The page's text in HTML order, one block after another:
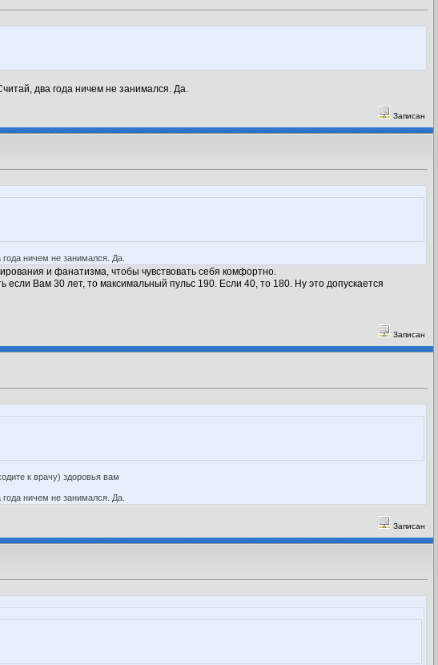
два года ничем не занимался. Да.
Записан
ничем не занимался. Да.
и фанатизма, чтобы чувствовать себя комфортно.
если Вам 30 лет, то максимальный пульс 190. Если 40, то 180. Ну это допускается
Записан
к врачу) здоровья вам
ничем не занимался. Да.
Записан